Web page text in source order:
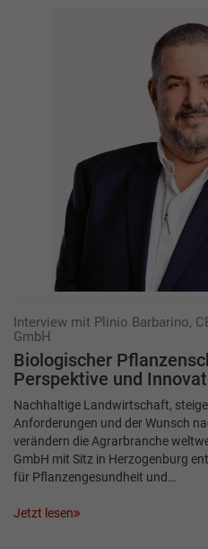
Interview mit Plinio Barbarino,
GmbH
Biologischer
Perspektive und
Nachhaltige Landwirtschaft,
Anforderungen und der Wunsch
verändern die Agrarbranche
GmbH mit Sitz in Herzogenburg
für Pflanzengesundheit und…
Jetzt lesen